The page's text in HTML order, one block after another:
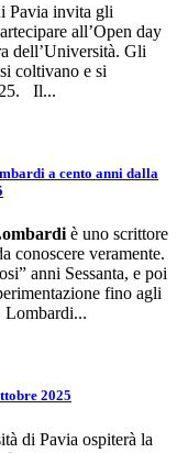
Pavia invita gli
all’Open day
dell’Università. Gli
coltivano e si
Il...
a cento anni dalla
è uno scrittore
conoscere veramente.
anni Sessanta, e poi
fino agli
Lombardi...
2025
di Pavia ospiterà la